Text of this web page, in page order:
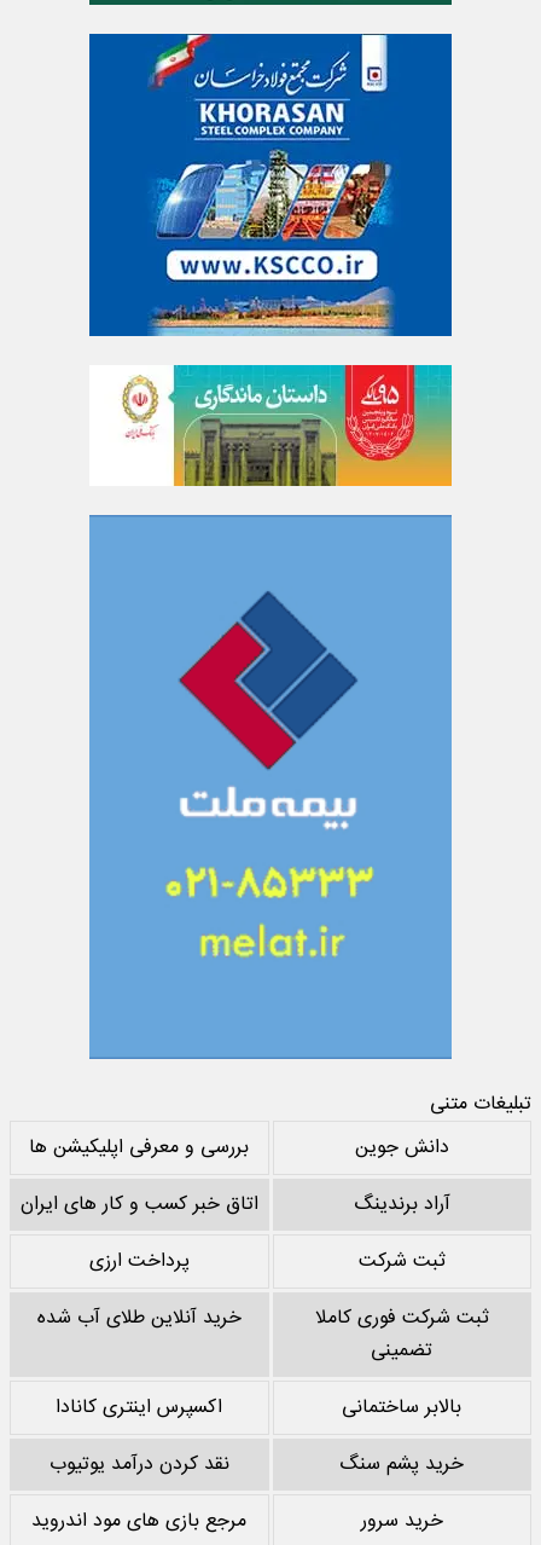
تبلیغات متنی
دانش جوین
بررسی و معرفی اپلیکیشن ها
آراد برندینگ
اتاق خبر کسب و کار های ایران
ثبت شرکت
پرداخت ارزی
ثبت شرکت فوری کاملا
تضمینی
خرید آنلاین طلای آب شده
بالابر ساختمانی
اکسپرس اینتری کانادا
خرید پشم سنگ
نقد کردن درآمد یوتیوب
خرید سرور
مرجع بازی های مود اندروید